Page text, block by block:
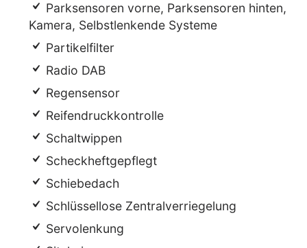
Parksensoren vorne, Parksensoren hinten,
Kamera, Selbstlenkende Systeme
Partikelfilter
Radio DAB
Regensensor
Reifendruckkontrolle
Schaltwippen
Scheckheftgepflegt
Schiebedach
Schlüssellose Zentralverriegelung
Servolenkung